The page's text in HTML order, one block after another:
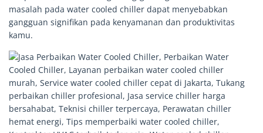
masalah pada water cooled chiller dapat menyebabkan
gangguan signifikan pada kenyamanan dan produktivitas
kamu.